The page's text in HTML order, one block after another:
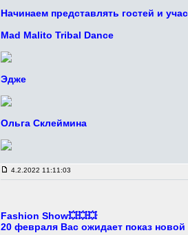
Начинаем представлять гостей и
Mad Malito Tribal Dance
Эдже
Ольга Склеймина
4.2.2022 11:11:03
Fashion Show💥💥💥
20 февраля Вас ожидает показ